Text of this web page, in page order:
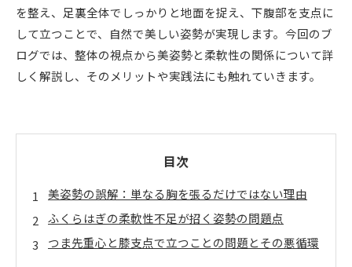
を整え、足裏全体でしっかりと地面を捉え、下腹部を支点に
して立つことで、自然で美しい姿勢が実現します。今回のブ
ログでは、整体の視点から美姿勢と柔軟性の関係について詳
しく解説し、そのメリットや実践法にも触れていきます。
目次
美姿勢の誤解：単なる胸を張るだけではない理由
ふくらはぎの柔軟性不足が招く姿勢の問題点
つま先重心と膝支点で立つことの問題とその悪循環